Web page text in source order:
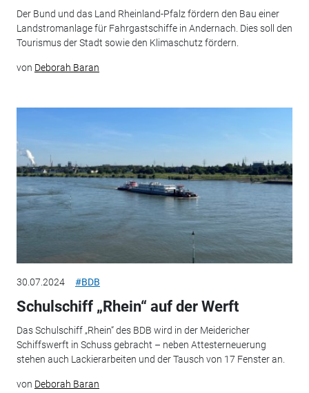
Der Bund und das Land Rheinland-Pfalz fördern den Bau einer
Landstromanlage für Fahrgastschiffe in Andernach. Dies soll den
Tourismus der Stadt sowie den Klimaschutz fördern.
von Deborah Baran
30.07.2024 #BDB
Schulschiff „Rhein“ auf der Werft
Das Schulschiff „Rhein“ des BDB wird in der Meidericher
Schiffswerft in Schuss gebracht – neben Attesterneuerung
stehen auch Lackierarbeiten und der Tausch von 17 Fenster an.
von Deborah Baran